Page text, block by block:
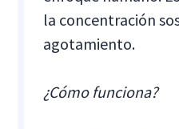
la concentración
agotamiento.
¿Cómo funciona?